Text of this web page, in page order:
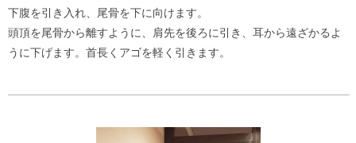
下腹を引き入れ、尾骨を下に向けます。
頭頂を尾骨から離すように、肩先を後ろに引き、耳から遠ざかるよ
うに下げます。首長くアゴを軽く引きます。